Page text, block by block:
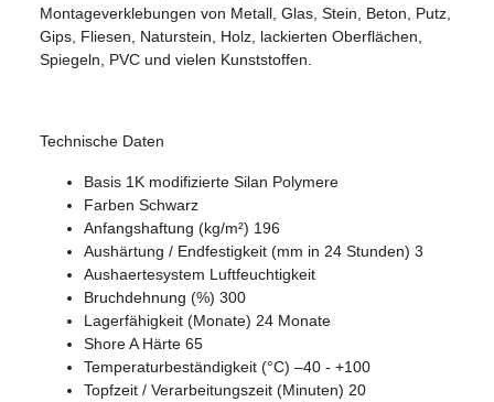
Montageverklebungen von Metall, Glas, Stein, Beton, Putz,
Gips, Fliesen, Naturstein, Holz, lackierten Oberflächen,
Spiegeln, PVC und vielen Kunststoffen.
Technische Daten
Basis 1K modifizierte Silan Polymere
Farben Schwarz
Anfangshaftung (kg/m²) 196
Aushärtung / Endfestigkeit (mm in 24 Stunden) 3
Aushaertesystem Luftfeuchtigkeit
Bruchdehnung (%) 300
Lagerfähigkeit (Monate) 24 Monate
Shore A Härte 65
Temperaturbeständigkeit (°C) –40 - +100
Topfzeit / Verarbeitungszeit (Minuten) 20